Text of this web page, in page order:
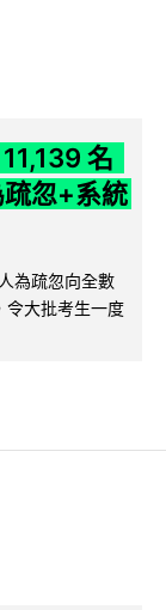
名
忽+系統
為疏忽向全數
令大批考生一度